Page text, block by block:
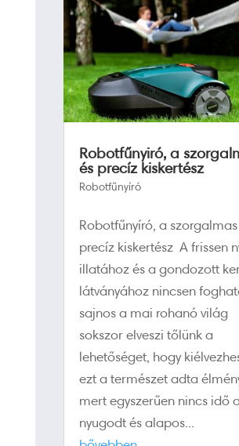
Robotfűnyiró, a
és precíz kiskertész
Robotfűnyíró
Robotfűnyíró, a szorgalmas
precíz kiskertész A frissen
illatához és a gondozott
látványához nincsen
sajnos a mai rohanó világ
sokszor elveszi tőlünk a
lehetőséget, hogy
ezt a természet adta
mert egyszerűen nincs idő a
nyugodt és alapos...